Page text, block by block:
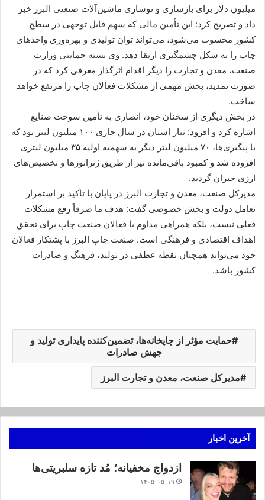
میلیون دلار برای بازسازی و نوسازی ماشین‌آلات صنعتی البرز خبر
داد و تصریح کرد: این تأمین مالی که سهم قابل توجهی در سطح
کشور محسوب می‌شود، می‌تواند توان تولیدی و بهره‌وری واحدهای
چاپ را به شکل چشمگیری ارتقا دهد. وی بسته حمایتی وزارت
صنعت، معدن و تجارت را دیگر اقدام اثرگذار معرفی کرد که در
صورت تمدید، بخش مهمی از مشکلات فعالان چاپ را مرتفع خواهد
ساخت.
در بخش دیگری از سخنان خود، انصاری به تأمین سوخت صنایع
اشاره کرد و افزود: نیاز استان در سال جاری ۱۰۰ میلیون لیتر بود که
با پیگیری‌ها، ۷۰ میلیون لیتر دیگر به سهمیه اولیه ۳۵ میلیون لیتری
افزوده شد و کمبود باقی‌مانده نیز از طریق ژنراتورها و تخصیص‌های
ارزی جبران گردید.
مدیرکل صنعت، معدن و تجارت البرز در پایان با تأکید بر استمرار
تعامل دولت و بخش خصوصی گفت: هدف ما صرفاً رفع مشکلات
فعلی نیست، بلکه همراهی مداوم با فعالان صنعت چاپ برای تحقق
اهداف اقتصادی و فرهنگی است. صنعت چاپ البرز با پشتکار فعالان
خود می‌تواند همچنان نقطه عطفی در تولید، فرهنگ و صادرات
کشور باشد.
حمایت مؤثر از چاپخانه‌ها، تضمین‌کننده پایداری تولید و
جهش صادرات
مدیرکل صنعت، معدن و تجارت البرز
آخرین اخبار
ازدواج مخفیانه؛ مُد تازه سلبریتی‌ها
۱۴۰۵-۰۵-۱۹